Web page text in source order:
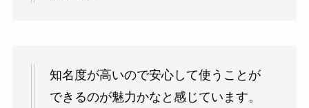
知名度が高いので安心して使うことが
できるのが魅力かなと感じています。